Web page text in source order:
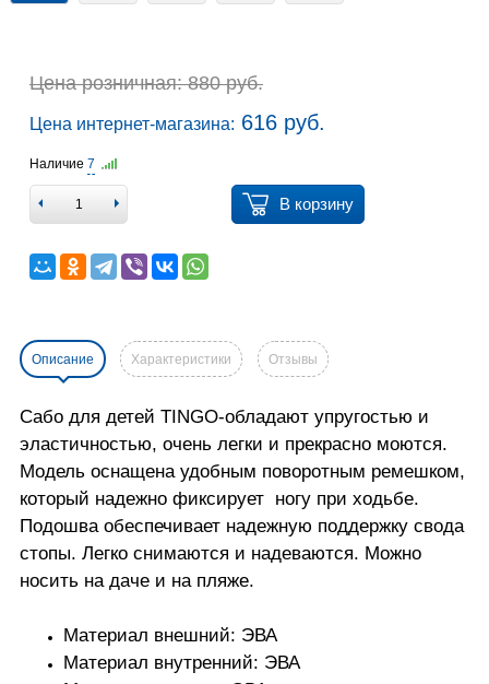
Цена розничная: 880 руб.
Цена интернет-магазина: 616 руб.
Наличие 7
В корзину
Описание Характеристики Отзывы
Сабо для детей TINGO-обладают упругостью и
эластичностью, очень легки и прекрасно моются.
Модель оснащена удобным поворотным ремешком,
который надежно фиксирует ногу при ходьбе.
Подошва обеспечивает надежную поддержку свода
стопы. Легко снимаются и надеваются. Можно
носить на даче и на пляже.
Материал внешний: ЭВА
Материал внутренний: ЭВА